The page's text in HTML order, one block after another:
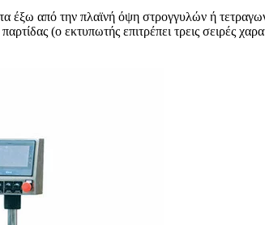
έξω από την πλαϊνή όψη στρογγυλών ή
(ο εκτυπωτής επιτρέπει τρεις σειρές